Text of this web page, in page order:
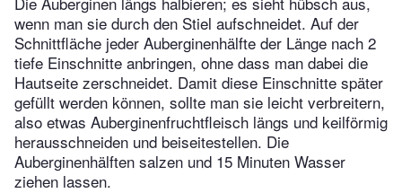
wenn man sie durch den Stiel aufschneidet. Auf der
Schnittfläche jeder Auberginenhälfte der Länge nach 2
tiefe Einschnitte anbringen, ohne dass man dabei die
Hautseite zerschneidet. Damit diese Einschnitte später
gefüllt werden können, sollte man sie leicht verbreitern,
also etwas Auberginenfruchtfleisch längs und keilförmig
herausschneiden und beiseitestellen. Die
Auberginenhälften salzen und 15 Minuten Wasser
ziehen lassen.